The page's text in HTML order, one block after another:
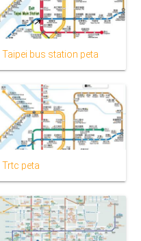
Taipei bus station peta
Trtc peta